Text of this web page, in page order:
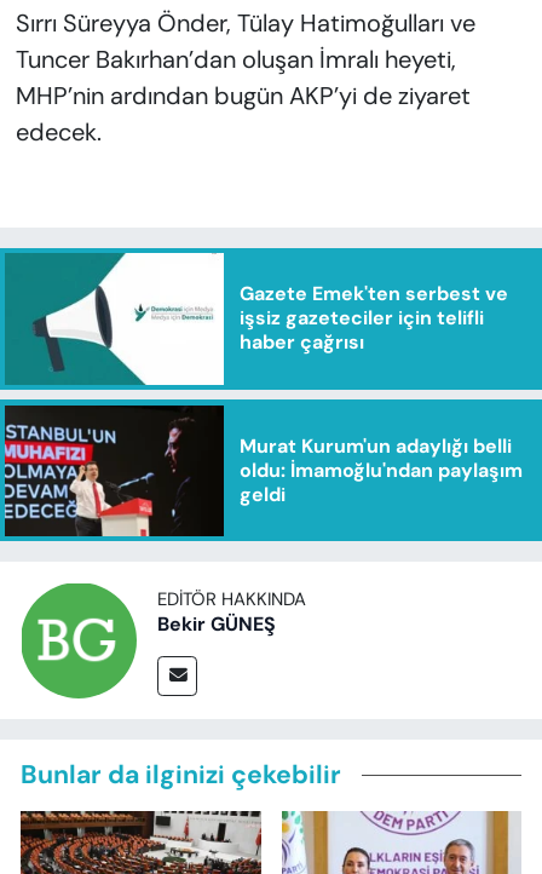
Sırrı Süreyya Önder, Tülay Hatimoğulları ve
Tuncer Bakırhan’dan oluşan İmralı heyeti,
MHP’nin ardından bugün AKP’yi de ziyaret
edecek.
Gazete Emek'ten serbest ve
işsiz gazeteciler için telifli
haber çağrısı
Murat Kurum'un adaylığı belli
oldu: İmamoğlu'ndan paylaşım
geldi
EDITÖR HAKKINDA
Bekir GÜNEŞ
Bunlar da ilginizi çekebilir